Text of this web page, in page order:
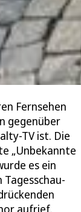
Fernsehen
gegenüber
TV ist. Die
„Unbekannte
es ein
Tagesschau-
aufrief.